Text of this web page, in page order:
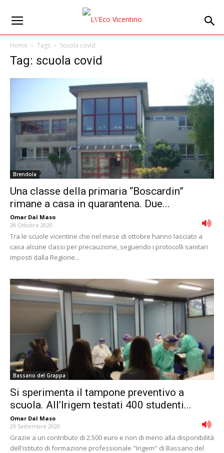
Home Tags Scuola covid
Tag: scuola covid
Brendola
Una classe della primaria “Boscardin”
rimane a casa in quarantena. Due...
Omar Dal Maso -
28 Ottobre 2020
Tra le scuole vicentine che nel mese di ottobre hanno lasciato a
casa alcune classi per precauzione, seguendo i protocolli sanitari
imposti dalla Regione...
Bassano del Grappa
Si sperimenta il tampone preventivo a
scuola. All’Irigem testati 400 studenti...
Omar Dal Maso -
29 Settembre 2020
Grazie a un contributo di 2.500 euro e non di meno alla disponibilità
dell'istituto di formazione professionale "Irigem" di Bassano del